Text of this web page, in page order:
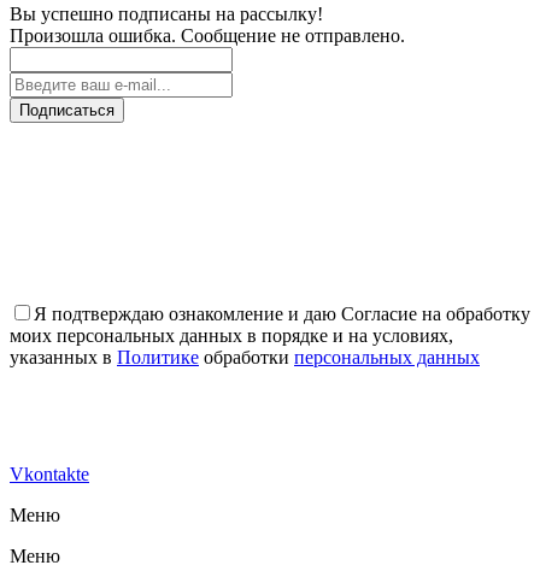
Вы успешно подписаны на рассылку!
Произошла ошибка. Сообщение не отправлено.
Подписаться
Я подтверждаю ознакомление и даю Согласие на обработку
моих персональных данных в порядке и на условиях,
указанных в Политике обработки персональных данных
Vkontakte
Меню
Меню